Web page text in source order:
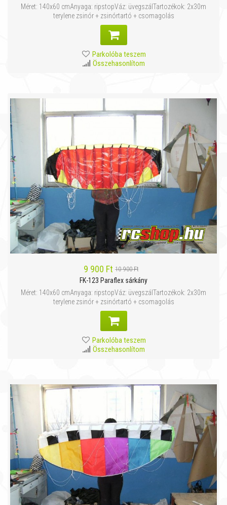
Méret: 140x60 cmAnyaga: ripstopVáz: üvegszálTartozékok: 2x30m
terylene zsinór + zsinórtartó + csomagolás
Parkolóba teszem
Összehasonlítom
9 900 Ft 10 900 Ft
FK-123 Paraflex sárkány
Méret: 140x60 cmAnyaga: ripstopVáz: üvegszálTartozékok: 2x30m
terylene zsinór + zsinórtartó + csomagolás
Parkolóba teszem
Összehasonlítom